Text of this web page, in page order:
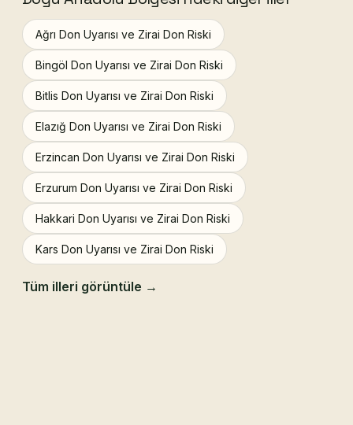
Ağrı Don Uyarısı ve Zirai Don Riski
Bingöl Don Uyarısı ve Zirai Don Riski
Bitlis Don Uyarısı ve Zirai Don Riski
Elazığ Don Uyarısı ve Zirai Don Riski
Erzincan Don Uyarısı ve Zirai Don Riski
Erzurum Don Uyarısı ve Zirai Don Riski
Hakkari Don Uyarısı ve Zirai Don Riski
Kars Don Uyarısı ve Zirai Don Riski
Tüm illeri görüntüle →